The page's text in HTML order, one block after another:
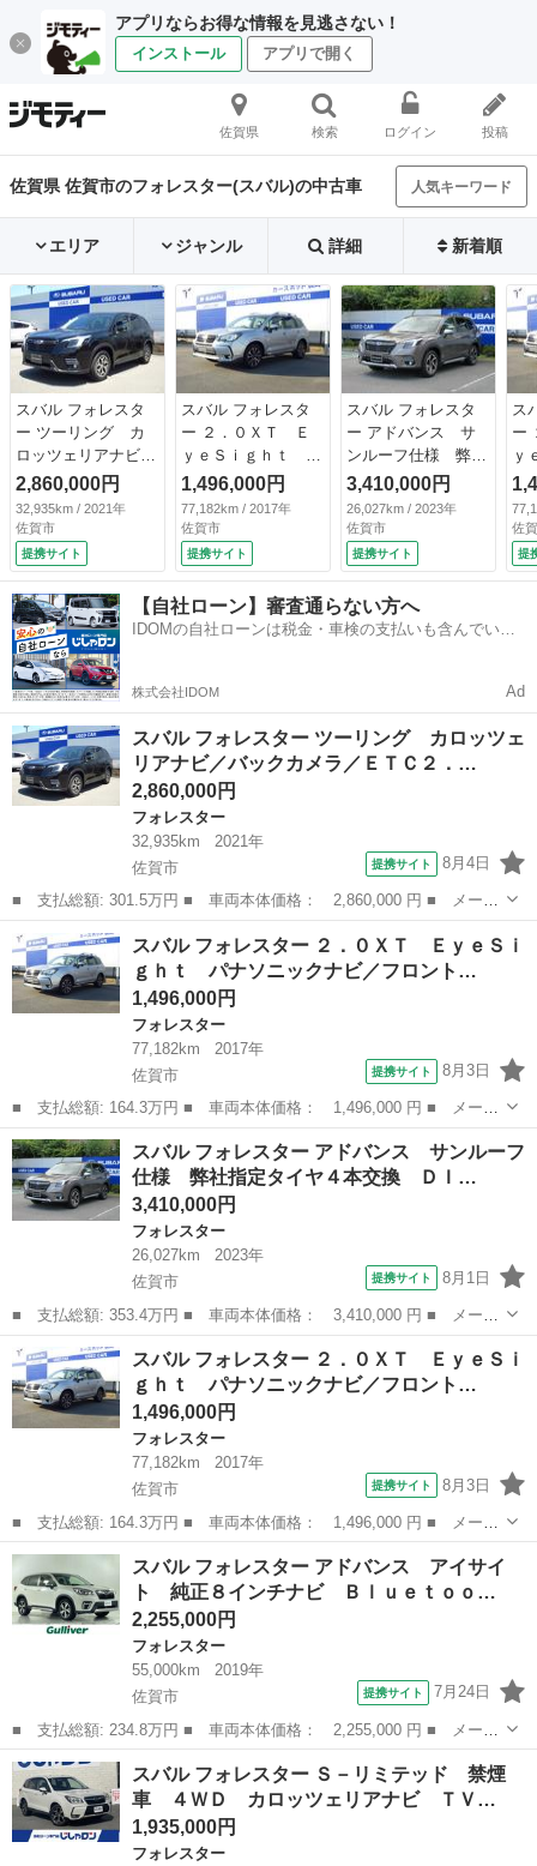
アプリならお得な情報を見逃さない！
インストール アプリで開く
佐賀県 検索 ログイン 投稿
佐賀県 佐賀市のフォレスター(スバル)の中古車 人気キーワード
エリア ジャンル 詳細 新着順
スバル フォレスタ
ー ツーリング カ
ロッツェリアナビ／
バックカメラ／ＥＴ
Ｃ２．０／プリクラ
ッシュブレーキ／衝
突被害軽減システム
／全車速追従機能付
クルーズコントロー
ル／車線逸脱制御／
ＡＴ誤発進抑制制御
（なし）
2,860,000円
32,935km / 2021年
佐賀市
提携サイト
スバル フォレスタ
ー ２．０ＸＴ Ｅ
ｙｅＳｉｇｈｔ パ
ナソニックナビ／フ
ロントカメラ／左サ
イドカメラ／バック
カメラ／ＥＴＣ２．
０／ドライブレコー
ダー／プリクラッシ
ュブレーキ／衝突被
害軽減システム／全
ーズコントロール
1,496,000円
77,182km / 2017年
佐賀市
提携サイト
スバル フォレスタ
ー アドバンス サ
ンルーフ仕様 弊社
指定タイヤ４本交
換 ＤＩＡＴＯＮサ
ウンドナビ／バック
カメラ／ＥＴＣ２．
０／プリクラッシュ
ブレーキ／衝突被害
軽減システム／全車
速追従機能付クルー
検整備付）
3,410,000円
26,027km / 2023年
佐賀市
提携サイト
ス
ー
ｙ
ナ
ロ
イ
カ
０
害
ー
佐
提
【自社ローン】審査通らない方へ
IDOMの自社ローンは税金・車検の支払いも含んでいる
株式会社IDOM Ad
スバル フォレスター ツーリング カロッツェ
リアナビ／バックカメラ／ＥＴＣ２．…
2,860,000円
フォレスター
32,935km
2021年
佐賀市
提携サイト 8月4日
■ 支払総額: 301.5万円 ■ 車両本体価格： 2,860,000 円 ■ メーカ
ー名： スバル ■ 車種名： フォレスター ■ グレード名： ツー
リング カロッツェリアナビ／バックカメラ／ＥＴＣ２．０／プリク
ラッシュ...
佐賀 佐賀市
スバル フォレスター ２．０ＸＴ ＥｙｅＳｉ
ｇｈｔ パナソニックナビ／フロント…
1,496,000円
フォレスター
77,182km
2017年
佐賀市
提携サイト 8月3日
■ 支払総額: 164.3万円 ■ 車両本体価格： 1,496,000 円 ■ メーカ
ー名： スバル ■ 車種名： フォレスター ■ グレード名： ２．
０ＸＴ ＥｙｅＳｉｇｈｔ パナソニックナビ／フロントカメラ／左
サイドカ...
佐賀 佐賀市
スバル フォレスター アドバンス サンルーフ
仕様 弊社指定タイヤ４本交換 ＤＩ…
3,410,000円
フォレスター
26,027km
2023年
佐賀市
提携サイト 8月1日
■ 支払総額: 353.4万円 ■ 車両本体価格： 3,410,000 円 ■ メーカ
ー名： スバル ■ 車種名： フォレスター ■ グレード名： アド
バンス サンルーフ仕様 弊社指定タイヤ４本交換 ＤＩＡＴＯＮサ
ウンドナ...
佐賀 佐賀市
スバル フォレスター ２．０ＸＴ ＥｙｅＳｉ
ｇｈｔ パナソニックナビ／フロント…
1,496,000円
フォレスター
77,182km
2017年
佐賀市
提携サイト 8月3日
■ 支払総額: 164.3万円 ■ 車両本体価格： 1,496,000 円 ■ メーカ
ー名： スバル ■ 車種名： フォレスター ■ グレード名： ２．
０ＸＴ ＥｙｅＳｉｇｈｔ パナソニックナビ／フロントカメラ／左
サイドカ...
佐賀 佐賀市
スバル フォレスター アドバンス アイサイ
ト 純正８インチナビ Ｂｌｕｅｔｏｏ…
2,255,000円
フォレスター
55,000km
2019年
佐賀市
提携サイト 7月24日
■ 支払総額: 234.8万円 ■ 車両本体価格： 2,255,000 円 ■ メーカ
ー名： スバル ■ 車種名： フォレスター ■ グレード名： アド
バンス アイサイト 純正８インチナビ Ｂｌｕｅｔｏｏｔｈ レー
ダークル...
佐賀 佐賀市
スバル フォレスター Ｓ－リミテッド 禁煙
車 ４ＷＤ カロッツェリアナビ ＴＶ…
1,935,000円
フォレスター